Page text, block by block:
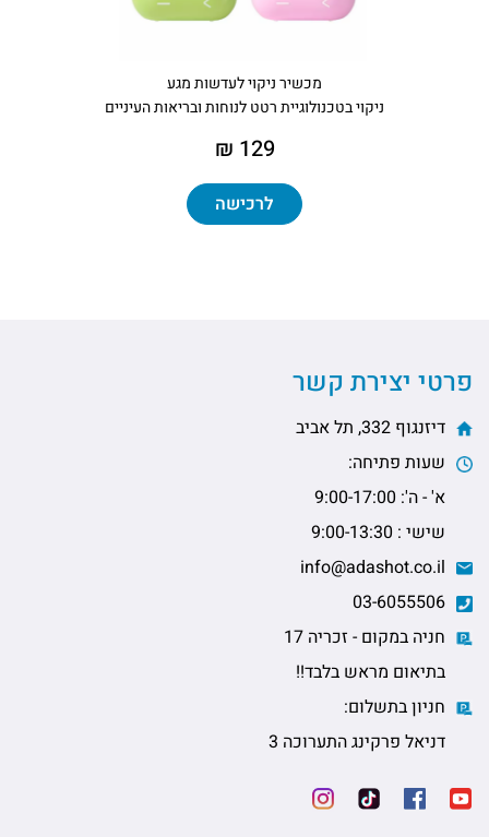
מכשיר ניקוי לעדשות מגע
ניקוי בטכנולוגיית רטט לנוחות ובריאות העיניים
129 ₪
לרכישה
פרטי יצירת קשר
דיזנגוף 332, תל אביב
שעות פתיחה:
א' - ה': 9:00-17:00
שישי : 9:00-13:30
חניה במקום - זכריה 17
בתיאום מראש בלבד!!
חניון בתשלום:
דניאל פרקינג התערוכה 3